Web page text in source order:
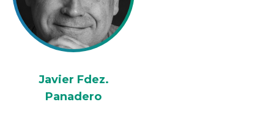
Javier Fdez.
Panadero